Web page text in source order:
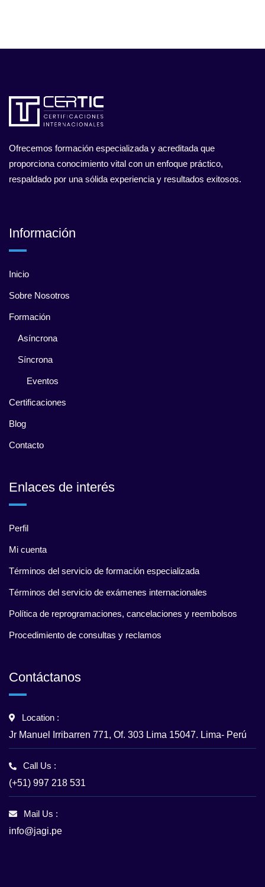
Ofrecemos formación especializada y acreditada que
proporciona conocimiento vital con un enfoque práctico,
respaldado por una sólida experiencia y resultados exitosos.
Información
Inicio
Sobre Nosotros
Formación
Asíncrona
Síncrona
Eventos
Certificaciones
Blog
Contacto
Enlaces de interés
Perfil
Mi cuenta
Términos del servicio de formación especializada
Términos del servicio de exámenes internacionales
Política de reprogramaciones, cancelaciones y reembolsos
Procedimiento de consultas y reclamos
Contáctanos
Location :
Jr Manuel Irribarren 771, Of. 303 Lima 15047. Lima- Perú
Call Us :
(+51) 997 218 531
Mail Us :
info@jagi.pe